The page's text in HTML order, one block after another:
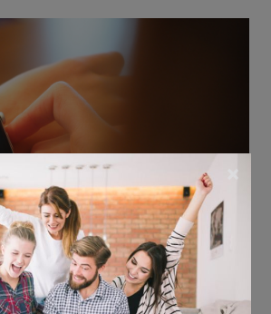
Win een Huawei